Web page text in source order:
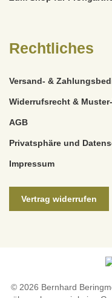
Rechtliches
Versand- &
Widerrufsrecht &
AGB
Privatsphäre und
Impressum
Vertrag widerrufen
© 2026 Bernhard